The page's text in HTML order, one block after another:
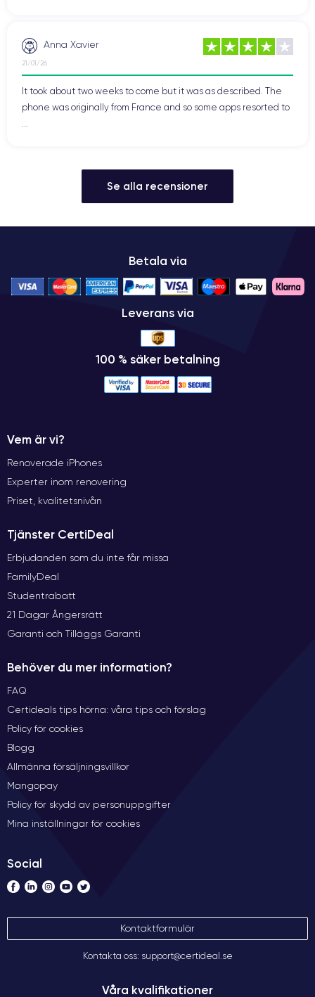
Anna Xavier
21/01/26
It took about two weeks to come but it was as described. The
phone was originally from France and so some apps resorted to
Se alla recensioner
Betala via
Leverans via
100 % säker betalning
Vem är vi?
Renoverade iPhones
Experter inom renovering
Priset, kvalitetsnivån
Tjänster CertiDeal
Erbjudanden som du inte får missa
FamilyDeal
Studentrabatt
21 Dagar Ångersrätt
Garanti och Tilläggs Garanti
Behöver du mer information?
FAQ
Certideals tips hörna: våra tips och förslag
Policy för cookies
Blogg
Allmänna försäljningsvillkor
Mangopay
Policy för skydd av personuppgifter
Mina inställningar för cookies
Social
Kontaktformulär
Kontakta oss: support@certideal.se
Våra kvalifikationer